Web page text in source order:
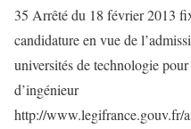
35 Arrêté du 18 février 2013
candidature en vue de
universités de technologie
d’ingénieur
http://www.legifrance.gouv.fr/